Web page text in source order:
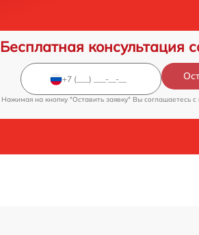
Бесплатная консультация
Нажимая на кнопку "Оставить заявку" Вы соглашаетесь c